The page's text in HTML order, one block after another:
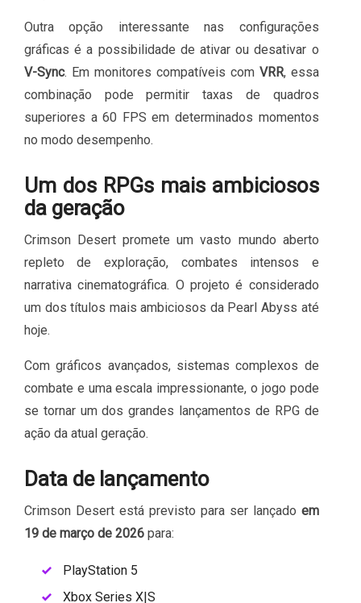
Outra opção interessante nas configurações
gráficas é a possibilidade de ativar ou desativar o
V-Sync. Em monitores compatíveis com VRR, essa
combinação pode permitir taxas de quadros
superiores a 60 FPS em determinados momentos
no modo desempenho.
Um dos RPGs mais ambiciosos
da geração
Crimson Desert promete um vasto mundo aberto
repleto de exploração, combates intensos e
narrativa cinematográfica. O projeto é considerado
um dos títulos mais ambiciosos da Pearl Abyss até
hoje.
Com gráficos avançados, sistemas complexos de
combate e uma escala impressionante, o jogo pode
se tornar um dos grandes lançamentos de RPG de
ação da atual geração.
Data de lançamento
Crimson Desert está previsto para ser lançado em
19 de março de 2026para:
PlayStation 5
Xbox Series X|S